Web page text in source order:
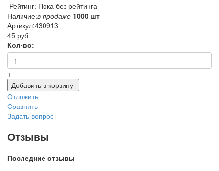
Рейтинг: Пока без рейтинга
Наличие:в продаже 1000 шт
Артикул:430913
45 руб
Кол-во:
+ -
Добавить в корзину
Отложить
Сравнить
Задать вопрос
Отзывы
Последние отзывы